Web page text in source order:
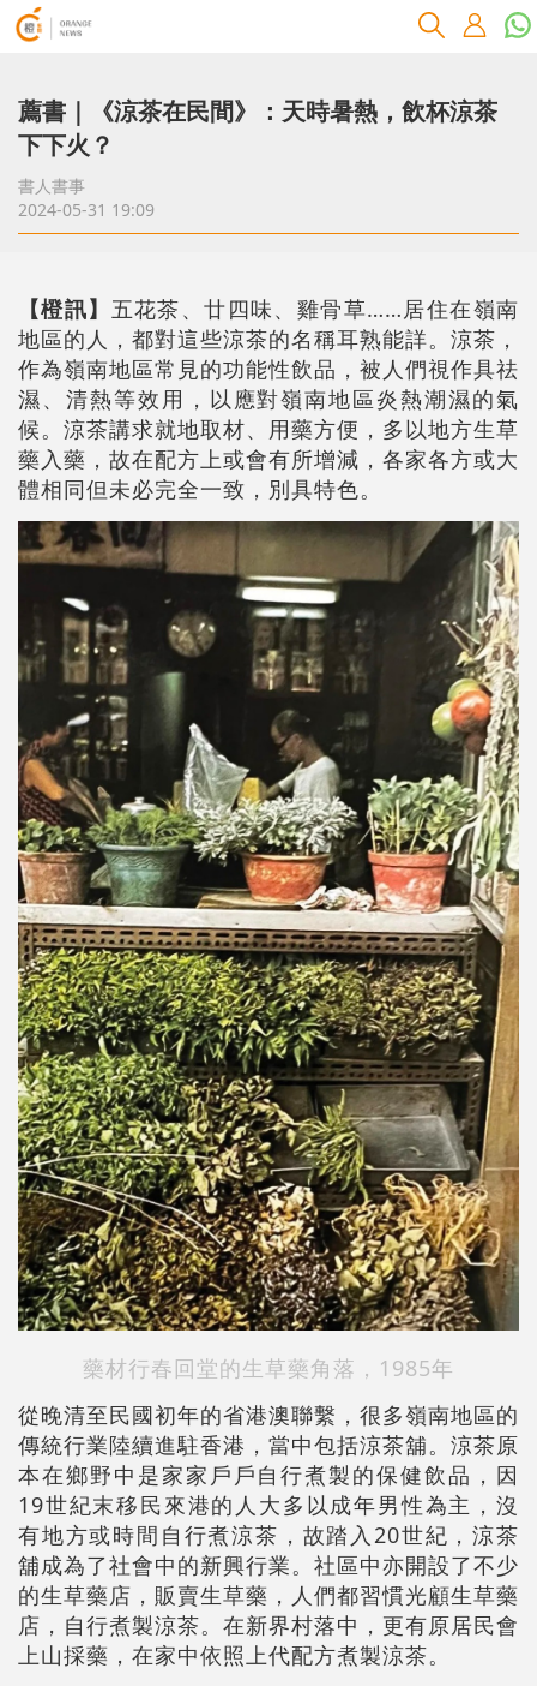
薦書｜《涼茶在民間》：天時暑熱，飲杯涼茶
下下火？
書人書事
2024-05-31 19:09
【橙訊】 五花茶、廿四味、雞骨草……居住在嶺南
地區的人，都對這些涼茶的名稱耳熟能詳。涼茶，
作為嶺南地區常見的功能性飲品，被人們視作具祛
濕、清熱等效用，以應對嶺南地區炎熱潮濕的氣
候。涼茶講求就地取材、用藥方便，多以地方生草
藥入藥，故在配方上或會有所增減，各家各方或大
體相同但未必完全一致，別具特色。
藥材行春回堂的生草藥角落，1985年
從晚清至民國初年的省港澳聯繫，很多嶺南地區的
傳統行業陸續進駐香港，當中包括涼茶舖。涼茶原
本在鄉野中是家家戶戶自行煮製的保健飲品，因
19世紀末移民來港的人大多以成年男性為主，沒
有地方或時間自行煮涼茶，故踏入20世紀，涼茶
舖成為了社會中的新興行業。社區中亦開設了不少
的生草藥店，販賣生草藥，人們都習慣光顧生草藥
店，自行煮製涼茶。在新界村落中，更有原居民會
上山採藥，在家中依照上代配方煮製涼茶。